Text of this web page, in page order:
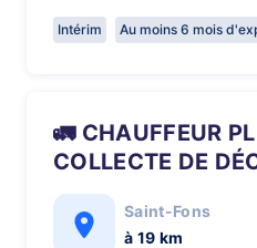
Intérim Au moins 6 mois
🚛 CHAUFFEUR PL BOM (H/F) –
COLLECTE DE
Saint-Fons
à 19 km